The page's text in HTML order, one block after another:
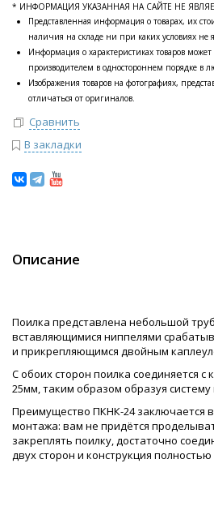
* ИНФОРМАЦИЯ УКАЗАННАЯ НА САЙТЕ НЕ
Представленная информация о товарах, их
наличия на складе ни при каких условиях не
Информация о характеристиках товаров
производителем в одностороннем порядке в
Изображения товаров на фотографиях,
отличаться от оригиналов.
Сравнить
В закладки
Описание
Поилка представлена небольшой
вставляющимися ниппелями
и прикрепляющимся двойным
С обоих сторон поилка соединяется с
25мм, таким образом образуя
Преимущество ПКНК-24 заключается в
монтажа: вам не придётся
закреплять поилку, достаточно
двух сторон и конструкция полностью